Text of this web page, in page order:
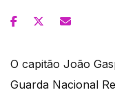
O capitão João
Guarda Nacional